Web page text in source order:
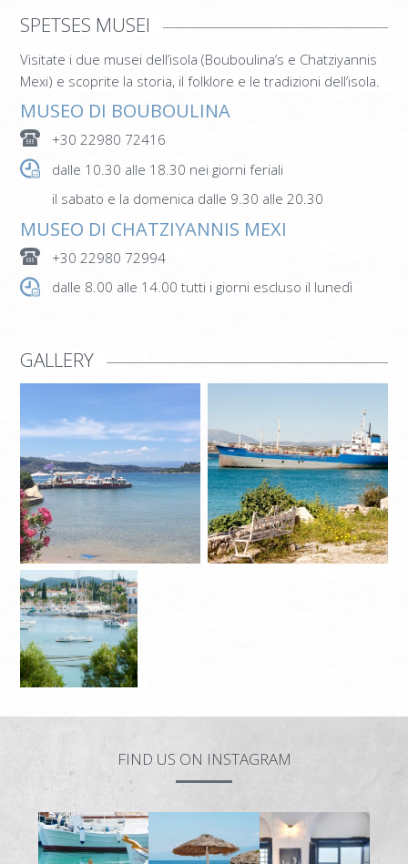
SPETSES MUSEI
Visitate i due musei dell’isola (Bouboulina’s e Chatziyannis
Mexi) e scoprite la storia, il folklore e le tradizioni dell’isola.
MUSEO DI BOUBOULINA
+30 22980 72416
dalle 10.30 alle 18.30 nei giorni feriali
il sabato e la domenica dalle 9.30 alle 20.30
MUSEO DI CHATZIYANNIS MEXI
+30 22980 72994
dalle 8.00 alle 14.00 tutti i giorni escluso il lunedì
GALLERY
FIND US ON INSTAGRAM